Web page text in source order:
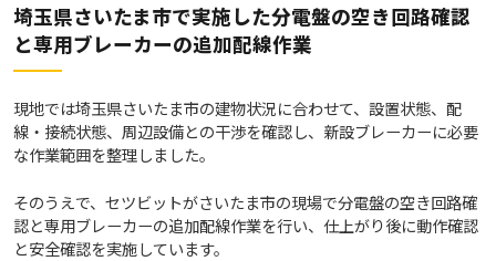
埼玉県さいたま市で実施した分電盤の空き回路確認
と専用ブレーカーの追加配線作業
現地では埼玉県さいたま市の建物状況に合わせて、設置状態、配
線・接続状態、周辺設備との干渉を確認し、新設ブレーカーに必要
な作業範囲を整理しました。
そのうえで、セツビットがさいたま市の現場で分電盤の空き回路確
認と専用ブレーカーの追加配線作業を行い、仕上がり後に動作確認
と安全確認を実施しています。